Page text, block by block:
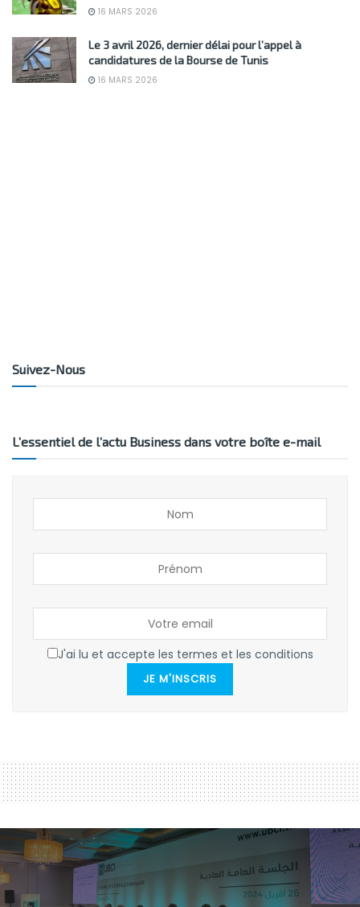
16 MARS 2026
Le 3 avril 2026, dernier délai pour l’appel à
candidatures de la Bourse de Tunis
16 MARS 2026
Suivez-Nous
L’essentiel de l’actu Business dans votre boîte e-mail
J'ai lu et accepte les termes et les conditions
JE M'INSCRIS